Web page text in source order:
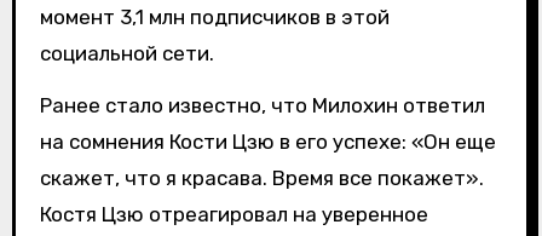
момент 3,1 млн подписчиков в этой
социальной сети.
Ранее стало известно, что Милохин ответил
на сомнения Кости Цзю в его успехе: «Он еще
скажет, что я красава. Время все покажет».
Костя Цзю отреагировал на уверенное